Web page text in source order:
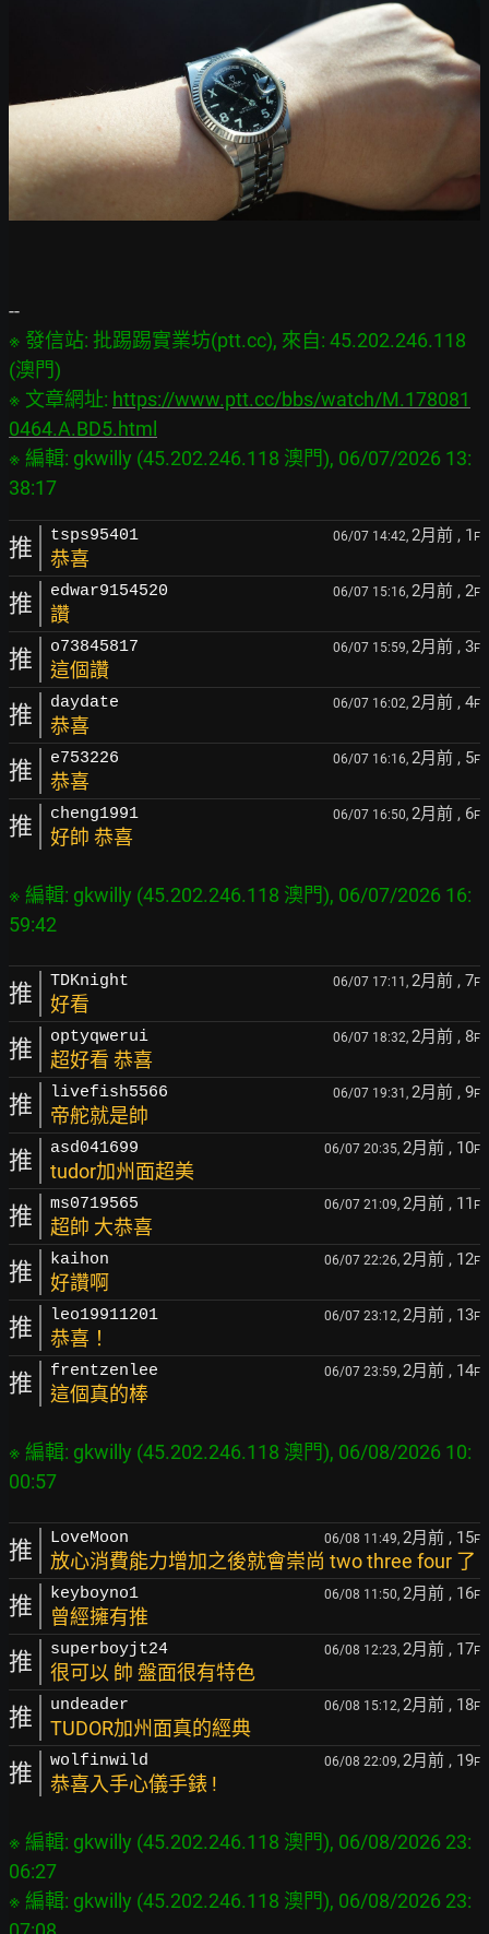
※ 發信站: 批踢踢實業坊(ptt.cc), 來自: 45.202.246.118
(澳門)
※ 文章網址: https://www.ptt.cc/bbs/watch/M.178081
0464.A.BD5.html
※ 編輯: gkwilly (45.202.246.118 澳門), 06/07/2026 13:
推 tsps95401 06/07 14:42, 2月前 , 1 F
恭喜
推 edwar9154520 06/07 15:16, 2月前 , 2F
讚
推 o73845817 06/07 15:59, 2月前 , 3F
這個讚
推 daydate 06/07 16:02, 2月前 , 4F
恭喜
推 e753226 06/07 16:16, 2月前 , 5F
恭喜
推 cheng1991 06/07 16:50, 2月前 , 6F
好帥 恭喜
※ 編輯: gkwilly (45.202.246.118 澳門), 06/07/2026 16:
推 TDKnight 06/07 17:11, 2月前 , 7F
好看
推 optyqwerui 06/07 18:32, 2月前 , 8F
超好看 恭喜
推 livefish5566 06/07 19:31, 2月前 , 9F
帝舵就是帥
推 asd041699 06/07 20:35, 2月前 , 10F
tudor加州面超美
推 ms0719565 06/07 21:09, 2月前 , 11 F
超帥 大恭喜
推 kaihon 06/07 22:26, 2月前 , 12F
好讚啊
推 leo19911201 06/07 23:12, 2月前 , 13F
恭喜！
推 frentzenlee 06/07 23:59, 2月前 , 14F
這個真的棒
※ 編輯: gkwilly (45.202.246.118 澳門), 06/08/2026 10:
推 LoveMoon 06/08 11:49, 2月前 , 15F
放心消費能力增加之後就會崇尚 two three four 了
推 keyboyno1 06/08 11:50, 2月前 , 16F
曾經擁有推
推 superboyjt24 06/08 12:23, 2月前 , 17F
很可以 帥 盤面很有特色
推 undeader 06/08 15:12, 2月前 , 18F
TUDOR加州面真的經典
推 wolfinwild 06/08 22:09, 2月前 , 19F
恭喜入手心儀手錶 !
※ 編輯: gkwilly (45.202.246.118 澳門), 06/08/2026 23:
06:27
※ 編輯: gkwilly (45.202.246.118 澳門), 06/08/2026 23: